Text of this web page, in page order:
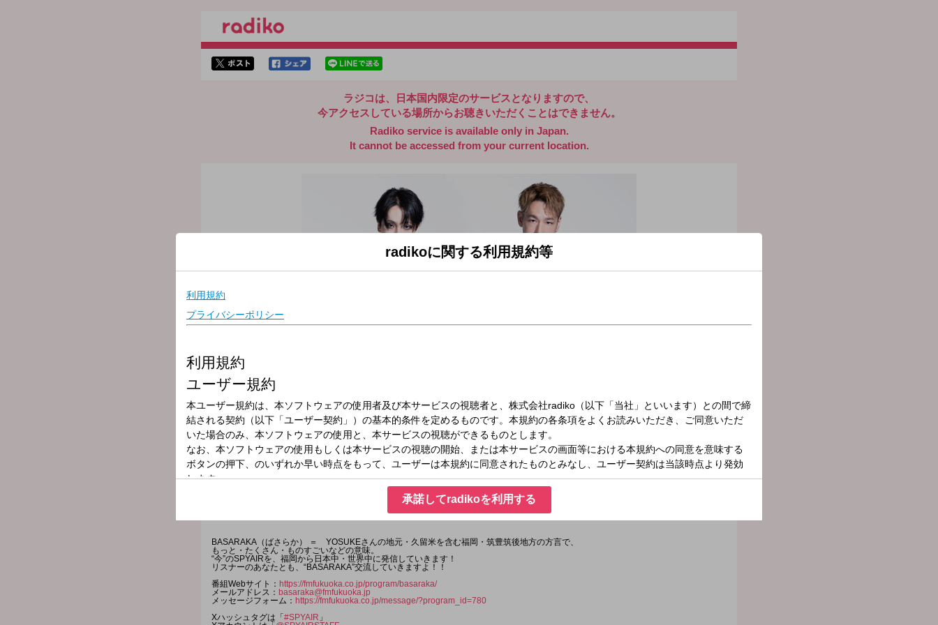
ラジコは、日本国内限定のサービスとなりますので、
今アクセスしている場所からお聴きいただくことはできません。
Radiko service is available only in Japan.
It cannot be accessed from your current location.
放送時間
2026年5月12日（火）20:30～21:00
番組名
SPYAIR の BASARAKA!!
BASARAKA（ばさらか） ＝ YOSUKEさんの地元・久留米を含む福岡・筑豊筑後地方の方言で、
もっと・たくさん・ものすごいなどの意味。
“今”のSPYAIRを、福岡から日本中・世界中に発信していきます！
リスナーのあなたとも、“BASARAKA”交流していきますよ！！
番組Webサイト： https://fmfukuoka.co.jp/program/basaraka/
メールアドレス： basaraka@fmfukuoka.jp
メッセージフォーム： https://fmfukuoka.co.jp/message/?program_id=780
Xハッシュタグは「 #SPYAIR 」
radikoに関する利用規約等
承諾してradikoを利用する